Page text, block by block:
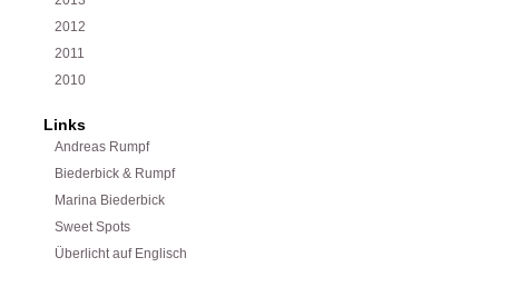
2012
2011
2010
Links
Andreas Rumpf
Biederbick & Rumpf
Marina Biederbick
Sweet Spots
Überlicht auf Englisch